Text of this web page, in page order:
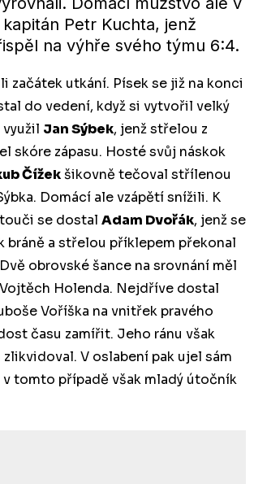
Petr Kuchta, jenž
na výhře svého týmu 6:4.
začátek utkání. Písek se již na konci
do vedení, když si vytvořil velký
využil Jan Sýbek, jenž střelou z
skóre zápasu. Hosté svůj náskok
Čížekšikovně tečoval střílenou
Domácí ale vzápětí snížili. K
se dostal Adam Dvořák, jenž se
bráně a střelou příklepem překonal
obrovské šance na srovnání měl
Holenda. Nejdříve dostal
Voříška na vnitřek pravého
času zamířit. Jeho ránu však
V oslabení pak ujel sám
v tomto případě však mladý útočník